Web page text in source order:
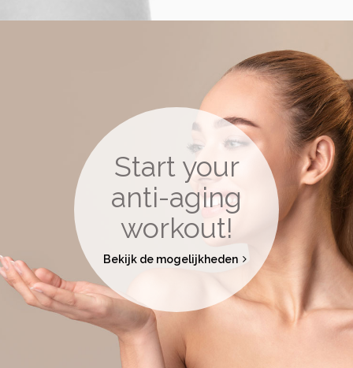
Start your
anti-aging
workout!
Bekijk de mogelijkheden